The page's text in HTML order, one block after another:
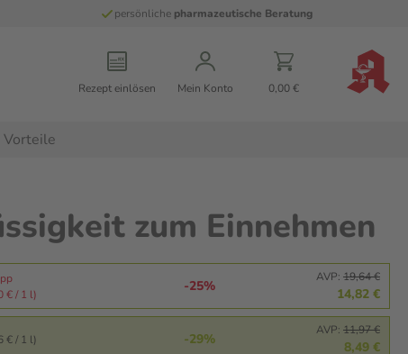
persönliche pharmazeutische Beratung
Rezept einlösen Mein Konto 0,00 €
Vorteile
zum Einnehmen
€ / 1 l)
-25%
AVP: 19,64 €
14,82 €
€ / 1 l) -29%
AVP: 11,97 €
8,49 €